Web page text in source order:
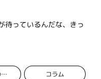
待っているんだな、きっ
ウエストのおんな コラム